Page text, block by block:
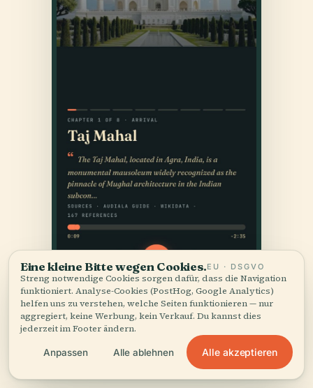
Eine kleine Bitte wegen Cookies.EU · DSGVO
Streng notwendige Cookies sorgen dafür, dass die Navigation
funktioniert. Analyse-Cookies (PostHog, Google Analytics)
helfen uns zu verstehen, welche Seiten funktionieren — nur
aggregiert, keine Werbung, kein Verkauf. Du kannst dies
jederzeit im Footer ändern.
Anpassen Alle ablehnen Alle akzeptieren